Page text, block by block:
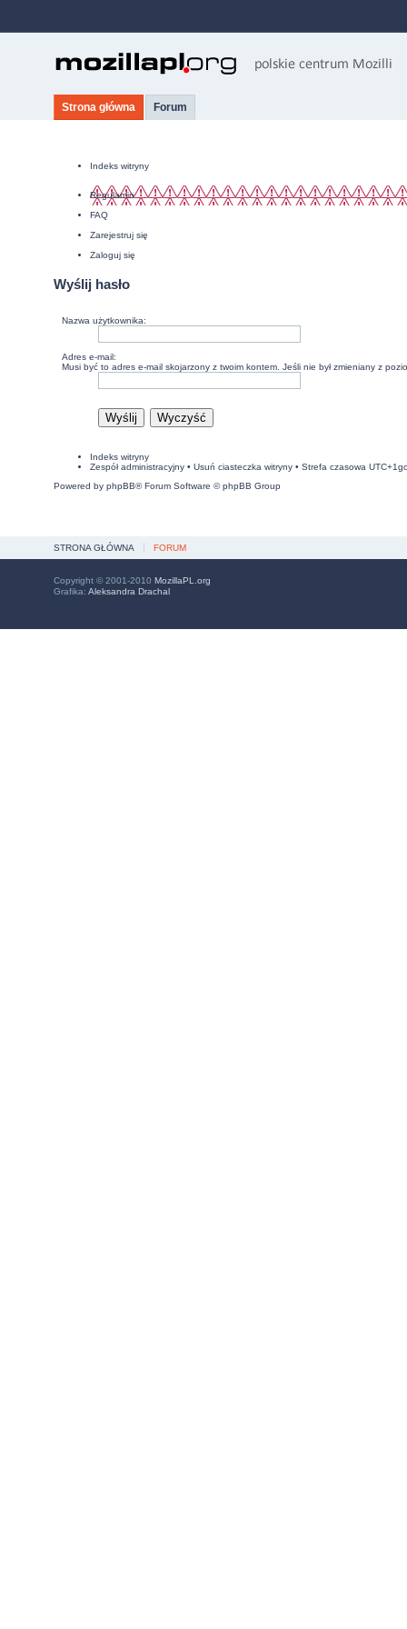
Strona główna Forum
Indeks witryny
Regulamin
FAQ
Zarejestruj się
Zaloguj się
Wyślij hasło
Nazwa użytkownika:
Adres e-mail:
Musi być to adres e-mail skojarzony z twoim kontem. Jeśli nie był zmieniany z
Indeks witryny
Zespół administracyjny• Usuń ciasteczka witryny• Strefa czasowa
Powered by phpBB® Forum Software © phpBB Group
STRONA GŁÓWNA FORUM
Copyright © 2001-2010 MozillaPL.org
Grafika: Aleksandra Drachal